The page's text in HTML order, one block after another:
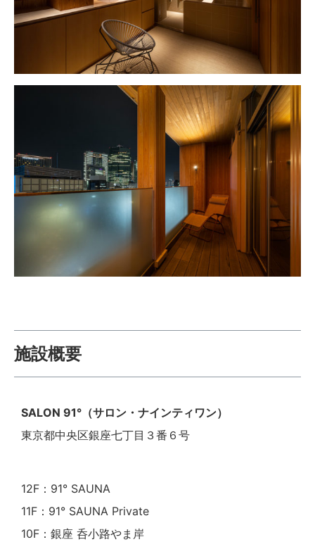
施設概要
SALON 91°（サロン・ナインティワン）
東京都中央区銀座七丁目３番６号
12F：91° SAUNA
11F：91° SAUNA Private
10F：銀座 呑小路やま岸